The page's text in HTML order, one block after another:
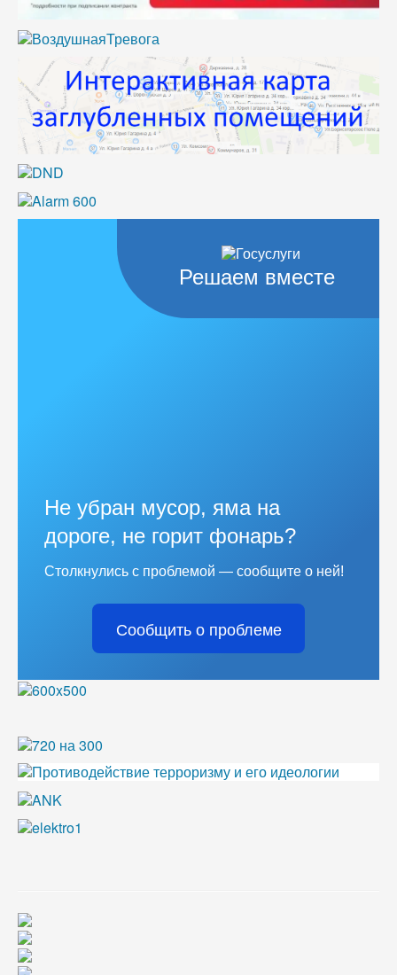
Решаем вместе
Не убран мусор, яма на
дороге, не горит фонарь?
Столкнулись с проблемой — сообщите о ней!
Сообщить о проблеме